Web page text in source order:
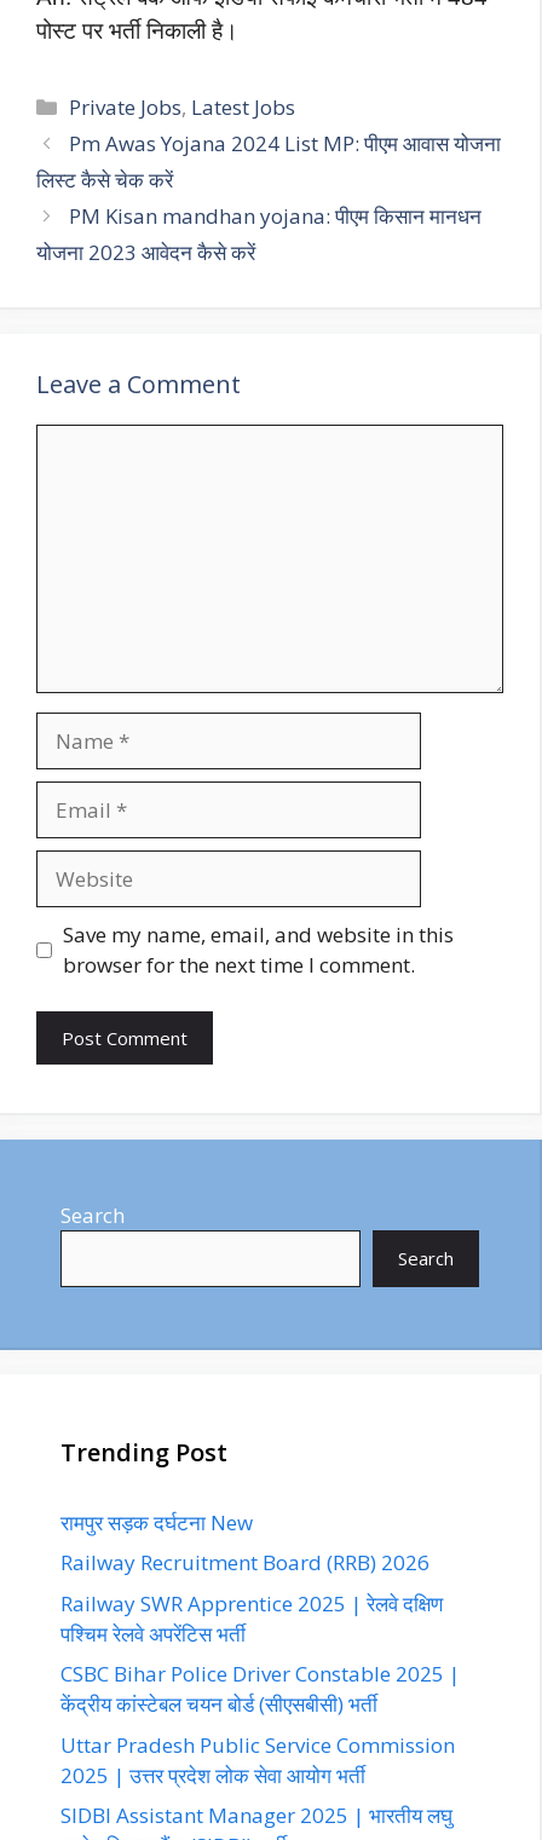
पोस्ट पर भर्ती निकाली है।
Categories
Private Jobs, Latest Jobs
Pm Awas Yojana 2024 List MP: पीएम आवास योजना
लिस्ट कैसे चेक करें
PM Kisan mandhan yojana: पीएम किसान मानधन
योजना 2023 आवेदन कैसे करें
Leave a Comment
Save my name, email, and website in this
browser for the next time I comment.
Search
Search
Trending Post
रामपुर सड़क दर्घटना New
Railway Recruitment Board (RRB) 2026
Railway SWR Apprentice 2025 | रेलवे दक्षिण
पश्चिम रेलवे अपरेंटिस भर्ती
CSBC Bihar Police Driver Constable 2025 |
केंद्रीय कांस्टेबल चयन बोर्ड (सीएसबीसी) भर्ती
Uttar Pradesh Public Service Commission
2025 | उत्तर प्रदेश लोक सेवा आयोग भर्ती
SIDBI Assistant Manager 2025 | भारतीय लघु